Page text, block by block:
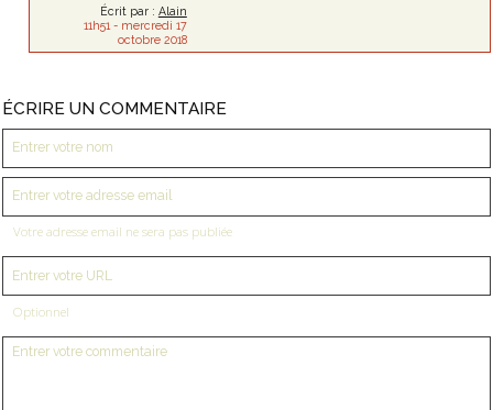
Écrit par : Alain
11h51 - mercredi 17
octobre 2018
ÉCRIRE UN COMMENTAIRE
Votre adresse email ne sera pas publiée
Optionnel